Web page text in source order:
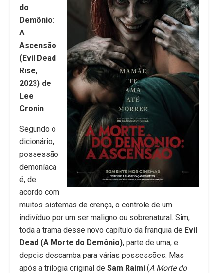
do
Demônio:
A
Ascensão
(Evil Dead
Rise,
2023) de
Lee
Cronin
Segundo o
dicionário,
possessão
demoníaca
é, de
acordo com
muitos sistemas de crença, o controle de um
indivíduo por um ser maligno ou sobrenatural. Sim,
toda a trama desse novo capítulo da franquia de Evil
Dead (A Morte do Demônio), parte de uma, e
depois descamba para várias possessões. Mas
após a trilogia original de Sam Raimi (A Morte do